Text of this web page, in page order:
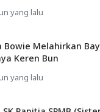
yang lalu
Bowie Melahirkan
Keren Bun
yang lalu